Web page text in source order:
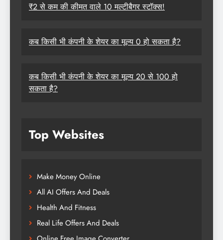
₹2 से कम की कीमत वाले 10 मल्टीबैगर स्टॉक्स!
कब किसी भी कंपनी के शेयर का मूल्य 0 हो सकता है?
कब किसी भी कंपनी के शेयर का मूल्य 20 से 100 हो
सकता है?
Top Websites
Make Money Online
All AI Offers And Deals
Health And Fitness
Real Life Offers And Deals